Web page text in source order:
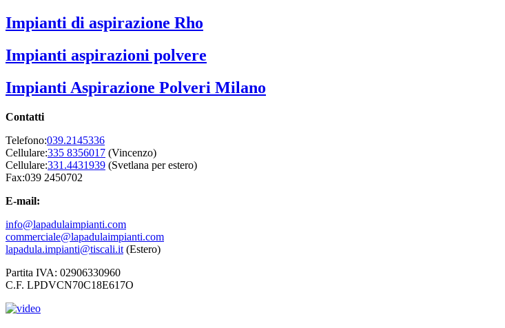
Impianti di aspirazione Rho
Impianti aspirazioni polvere
Impianti Aspirazione Polveri Milano
Contatti
Telefono:039.2145336
Cellulare:335 8356017 (Vincenzo)
Cellulare:331.4431939 (Svetlana per estero)
Fax:039 2450702
E-mail:
info@lapadulaimpianti.com
commerciale@lapadulaimpianti.com
lapadula.impianti@tiscali.it (Estero)
Partita IVA: 02906330960
C.F. LPDVCN70C18E617O